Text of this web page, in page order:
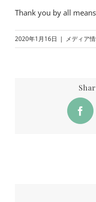
Thank you by all
2020年1月16日 | メディア